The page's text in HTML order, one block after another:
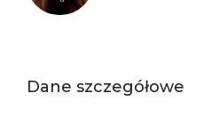
Dane szczegółowe